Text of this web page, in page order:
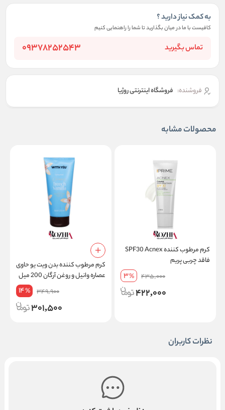
به کمک نیاز دارید ؟
کافیست با ما در میان بگذارید تا شما را راهنمایی کنیم
تماس بگیرید 09378252543
فروشنده: فروشگاه اینترنتی روژیا
محصولات مشابه
کرم مرطوب کننده SPF30 Acnex
فاقد چربی پریم
435,000
3%
422,000
کرم مرطوب کننده بدن ویت یو حاوی
عصاره وانیل و روغن آرگان 200 میل
349,900
14%
301,500
نظرات کاربران